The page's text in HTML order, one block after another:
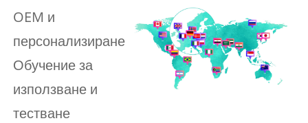
OEM и
персонализиране
Обучение за
използване и
тестване